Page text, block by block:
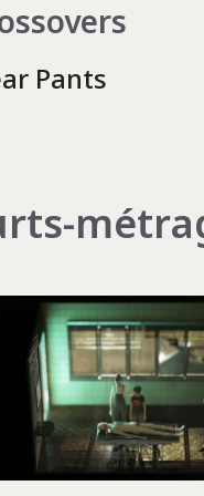
Pants